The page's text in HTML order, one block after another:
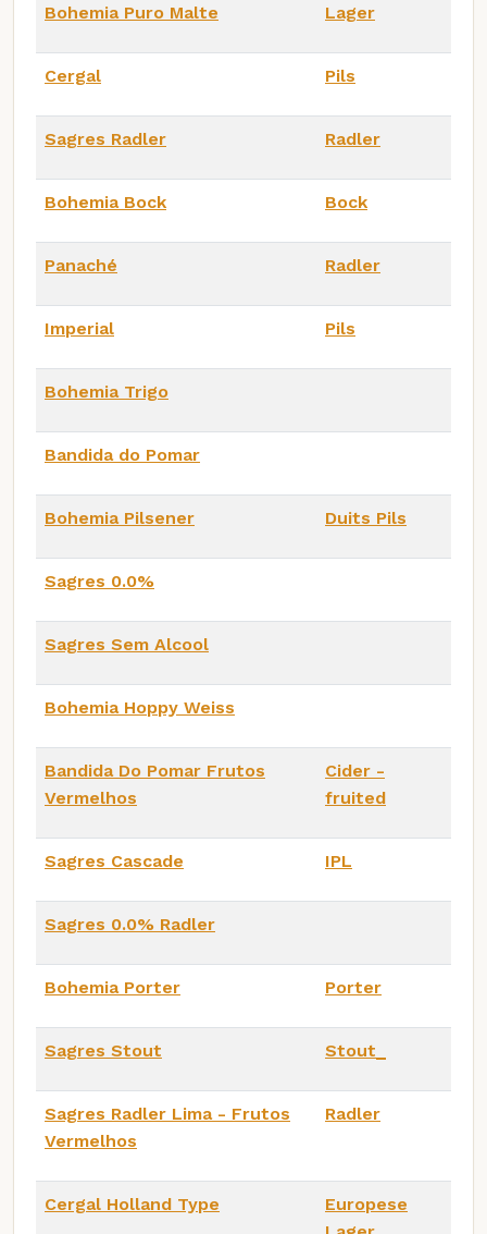
Bohemia Puro Malte Lager
Cergal Pils
Sagres Radler Radler
Bohemia Bock Bock
Panaché Radler
Imperial Pils
Bohemia Trigo
Bandida do Pomar
Bohemia Pilsener Duits Pils
Sagres 0.0%
Sagres Sem Alcool
Bohemia Hoppy Weiss
Bandida Do Pomar Frutos
Vermelhos
Cider -
fruited
Sagres Cascade IPL
Sagres 0.0% Radler
Bohemia Porter Porter
Sagres Stout Stout_
Sagres Radler Lima - Frutos
Vermelhos
Radler
Cergal Holland Type
Europese